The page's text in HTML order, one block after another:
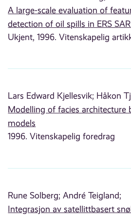
A large-scale evaluation of
detection of oil spills in ERS
Ukjent, 1996. Vitenskapelig
Lars Edward Kjellesvik; Håkon
Modelling of facies architecture
models
1996. Vitenskapelig foredrag
Rune Solberg; André Teigland;
Integrasjon av satellittbasert